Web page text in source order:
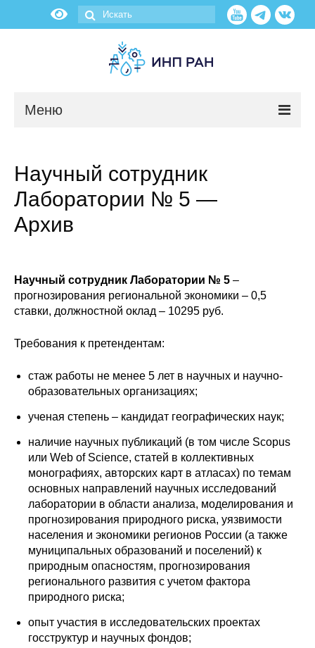
Меню
О нас
Об институте
Администрация
Сотрудники
Отчетность
Противодействие коррупции
Материалы для СМИ
Публикации
Научная жизнь
Издания
Проблемы прогнозирования
О журнале
Научный сотрудник
Лаборатории № 5 —
Архив
Научный сотрудник Лаборатории № 5 –
прогнозирования региональной экономики – 0,5
ставки, должностной оклад – 10295 руб.
Требования к претендентам:
стаж работы не менее 5 лет в научных и научно-
образовательных организациях;
ученая степень – кандидат географических наук;
наличие научных публикаций (в том числе Scopus
или Web of Science, статей в коллективных
монографиях, авторских карт в атласах) по темам
основных направлений научных исследований
лаборатории в области анализа, моделирования и
прогнозирования природного риска, уязвимости
населения и экономики регионов России (а также
муниципальных образований и поселений) к
природным опасностям, прогнозирования
регионального развития с учетом фактора
природного риска;
опыт участия в исследовательских проектах
госструктур и научных фондов;